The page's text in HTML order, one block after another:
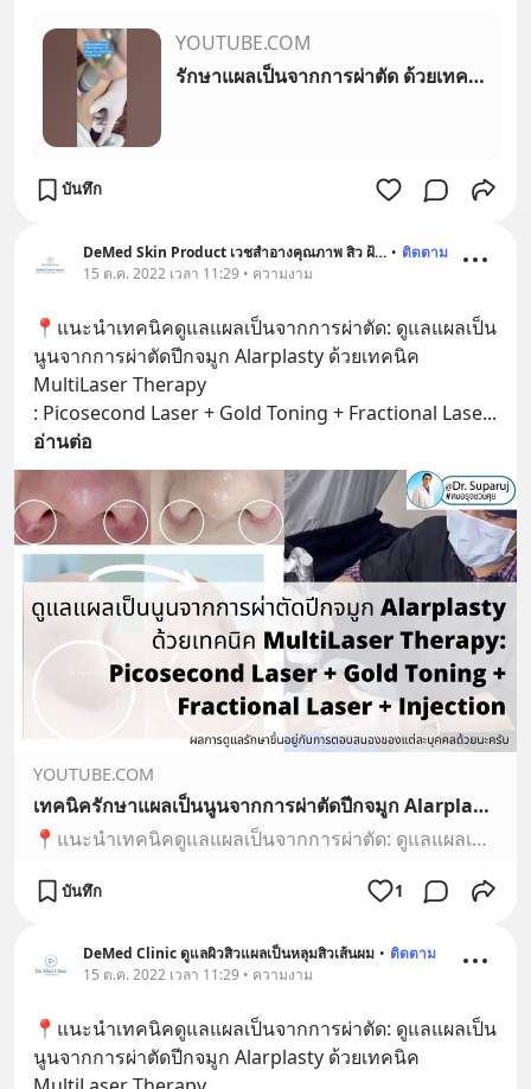
YOUTUBE.COM
รักษาแผลเป็นจากการผ่าตัด ด้วยเทคนิค MultiLaser Therapy:MultiLayer Picosecond Laser หมอรุจชวนคุย 🏆
บันทึก
DeMed Skin Product เวชสำอางคุณภาพ สิว ฝ้า ผมร่วง • ติดตาม
15 ต.ค. 2022 เวลา 11:29 • ความงาม
📍แนะนำเทคนิคดูแลแผลเป็นจากการผ่าตัด: ดูแลแผลเป็น
นูนจากการผ่าตัดปีกจมูก Alarplasty ด้วยเทคนิค
MultiLaser Therapy
: Picosecond Laser + Gold Toning + Fractional Lase
อ่านต่อ
YOUTUBE.COM
เทคนิครักษาแผลเป็นนูนจากการผ่าตัดปีกจมูก Alarplasty ด้วยเทคนิค MultiLaser Therapy: Picosecond Laser
📍แนะนำเทคนิคดูแลแผลเป็นจากการผ่าตัด: ดูแลแผลเป็นนูนจากการผ่าตัดปีกจมูก Alarplasty ด้วยเทคนิค MultiLaser Therapy: Picosecond Laser + Gold Toning + Fractional...
บันทึก 1
DeMed Clinic ดูแลผิวสิวแผลเป็นหลุมสิวเส้นผม • ติดตาม
15 ต.ค. 2022 เวลา 11:29 • ความงาม
📍แนะนำเทคนิคดูแลแผลเป็นจากการผ่าตัด: ดูแลแผลเป็น
นูนจากการผ่าตัดปีกจมูก Alarplasty ด้วยเทคนิค